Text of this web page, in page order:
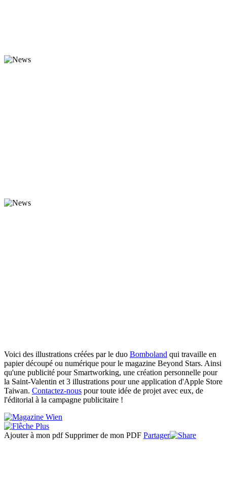
Voici des illustrations créées par le duo Bomboland qui travaille en
papier découpé ou numérique pour le magazine Beyond Stars. Ainsi
qu'une publicité pour Smartworking, une création personnelle pour
la Saint-Valentin et 3 illustrations pour une application d'Apple Store
Taiwan. Contactez-nous pour toute idée de projet avec eux, de
l'éditorial à la campagne publicitaire !
Ajouter à mon pdf Supprimer de mon PDF Partager